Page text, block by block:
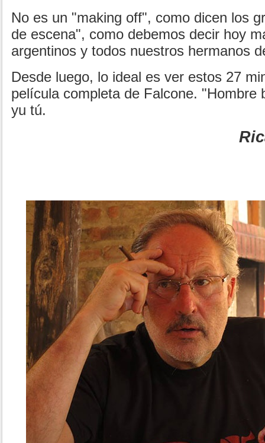
No es un "making off", como dicen los
de escena", como debemos decir hoy
argentinos y todos nuestros hermanos
Desde luego, lo ideal es ver estos 27
película completa de Falcone. "Hombre
yu tú.